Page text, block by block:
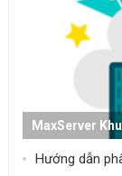
MaxServer
Hướng dẫn